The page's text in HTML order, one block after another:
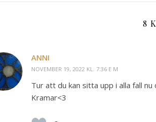
8
ANNI
NOVEMBER 19, 2022 KL. 7:36 E M
Tur att du kan sitta upp i alla fall
Kramar<3